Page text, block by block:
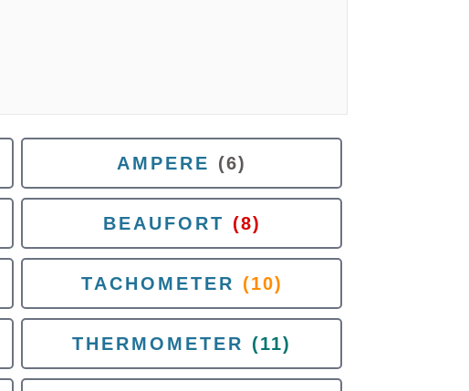
AMPERE (6)
BEAUFORT (8)
TACHOMETER (10)
THERMOMETER (11)